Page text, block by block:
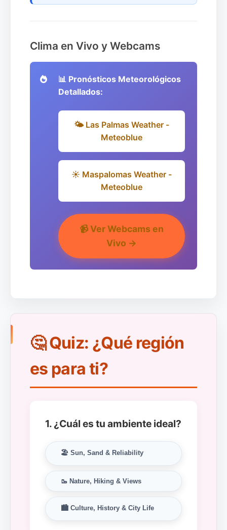
Clima en Vivo y Webcams
📊 Pronósticos Meteorológicos
Detallados:
🌤️ Las Palmas Weather -
Meteoblue
☀️ Maspalomas Weather -
Meteoblue
📹Ver Webcams en
Vivo →
🤔 Quiz: ¿Qué región
es para ti?
1. ¿Cuál es tu ambiente ideal?
🏖️ Sun, Sand & Reliability
🥾 Nature, Hiking & Views
🏙️ Culture, History & City Life